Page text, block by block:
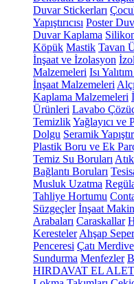
Duvar Stickerları
Yapıştırıcısı Poster
Duvar Kaplama
Köpük Mastik Tavan
İnşaat ve İzolasyon
Malzemeleri Isı
İnşaat Malzemeleri Alçı
Kaplama Malzemeleri
Ürünleri Lavabo
TemizlikYağlayıcı ve
Dolgu Seramik
Plastik Boru ve Ek
Temiz Su Boruları
Bağlantı Boruları
Musluk Uzatma
Tahliye Hortumu
Süzgeçler İnşaat
Arabaları Caraskallar
Keresteler Ahşap
Penceresi Çatı
Sundurma Menfezler
HIRDAVAT EL